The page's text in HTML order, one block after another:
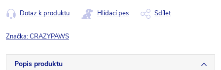
Dotaz k produktu Hlídací pes Sdílet
Značka:CRAZYPAWS
Popis produktu